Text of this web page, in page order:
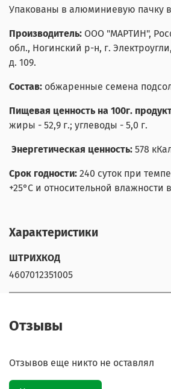
Упакованы в алюминиевую пачку
Производитель: ООО "МАРТИН",
обл., Ногинский р-н, г.
д. 109.
Состав: обжаренные семена
Пищевая ценность на 100г.
жиры - 52,9 г.; углеводы - 5,0 г.
Энергетическая ценность: 578
Срок годности: 240 суток при
+25°С и относительной влажности
Характеристики
ШТРИХКОД
4607012351005
Отзывы
Отзывов еще никто не оставлял